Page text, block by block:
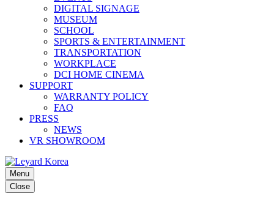
DIGITAL SIGNAGE
MUSEUM
SCHOOL
SPORTS & ENTERTAINMENT
TRANSPORTATION
WORKPLACE
DCI HOME CINEMA
SUPPORT
WARRANTY POLICY
FAQ
PRESS
NEWS
VR SHOWROOM
Menu
Close